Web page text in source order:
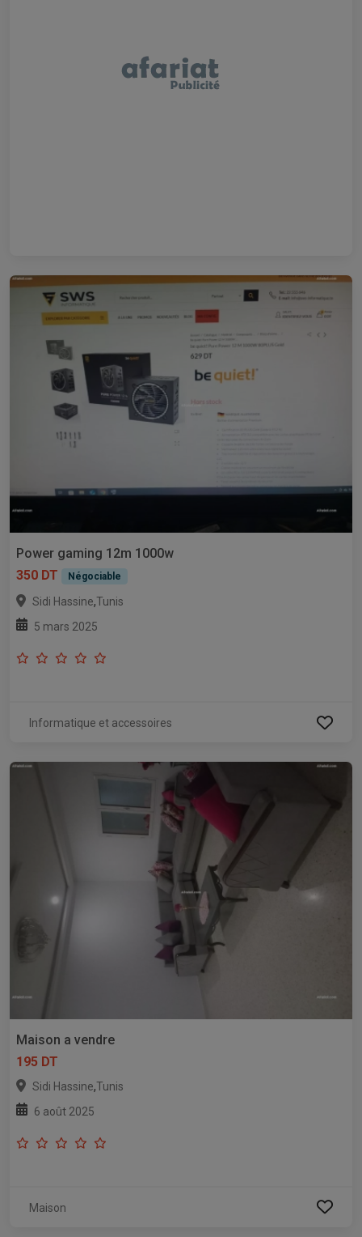
Power gaming 12m 1000w
350 DT
Négociable
Sidi Hassine,Tunis
5 mars 2025
Informatique et accessoires
Maison a vendre
195 DT
Sidi Hassine,Tunis
6 août 2025
Maison